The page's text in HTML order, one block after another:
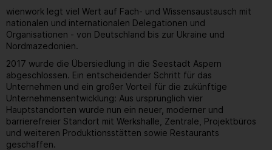
wienwork legt viel Wert auf Fach- und Wissensaustausch mit
nationalen und internationalen Delegationen und
Organisationen - von Deutschland bis zur Ukraine und
Nordmazedonien.
2017 wurde die Übersiedlung in die Seestadt Aspern
abgeschlossen. Ein entscheidender Schritt für das
Unternehmen und ein großer Vorteil für die zukünftige
Unternehmensentwicklung: Aus ursprünglich vier
Hauptstandorten wurde nun ein neuer, moderner und
barrierefreier Standort mit Werkshalle, Zentrale, Projektbüros
und weiteren Produktionsstätten sowie Restaurants
geschaffen.